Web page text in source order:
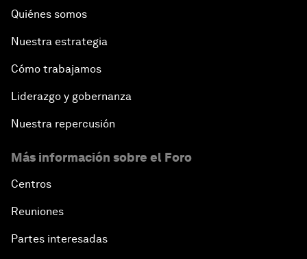
Quiénes somos
Nuestra estrategia
Cómo trabajamos
Liderazgo y gobernanza
Nuestra repercusión
Más información sobre el Foro
Centros
Reuniones
Partes interesadas